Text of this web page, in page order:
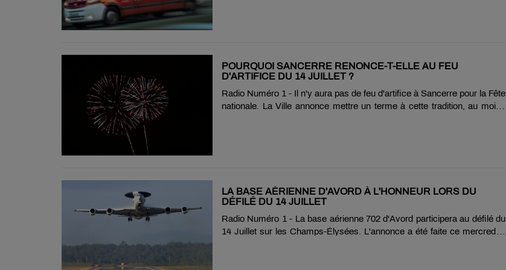
POURQUOI SANCERRE RENONCE-T-ELLE AU FEU
D'ARTIFICE DU 14 JUILLET ?
Radio Numéro 1 - Il n'y aura pas de feu d'artifice à Sancerre pour la Fête
nationale. La Ville annonce mettre un terme à cette tradition, au moins
LA BASE AÉRIENNE D'AVORD À L'HONNEUR LORS DU
DÉFILÉ DU 14 JUILLET
Radio Numéro 1 - La base aérienne 702 d'Avord participera au défilé du
14 Juillet sur les Champs-Élysées. L'annonce a été faite ce mercredi 1